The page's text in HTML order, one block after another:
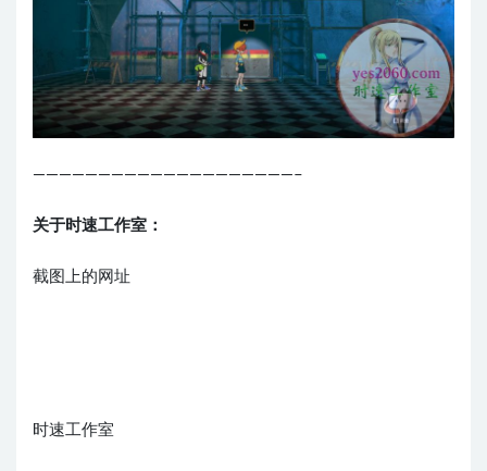
————————————————————–
关于时速工作室：
截图上的网址
时速工作室